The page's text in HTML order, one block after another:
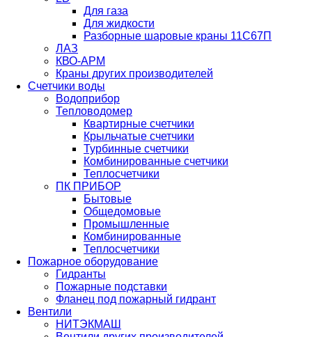
Для газа
Для жидкости
Разборные шаровые краны 11С67П
ЛАЗ
КВО-АРМ
Краны других производителей
Счетчики воды
Водоприбор
Тепловодомер
Квартирные счетчики
Крыльчатые счетчики
Турбинные счетчики
Комбинированные счетчики
Теплосчетчики
ПК ПРИБОР
Бытовые
Общедомовые
Промышленные
Комбинированные
Теплосчетчики
Пожарное оборудование
Гидранты
Пожарные подставки
Фланец под пожарный гидрант
Вентили
НИТЭКМАШ